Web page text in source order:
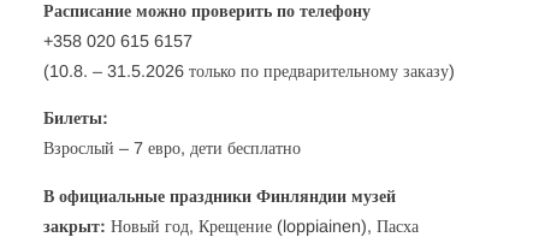
Расписание можно проверить по телефону
+358 020 615 6157
(10.8. – 31.5.2026 только по предварительному заказу)
Билеты:
Взрослый – 7 евро, дети бесплатно
В официальные праздники Финляндии музей
закрыт: Новый год, Крещение (loppiainen), Пасха